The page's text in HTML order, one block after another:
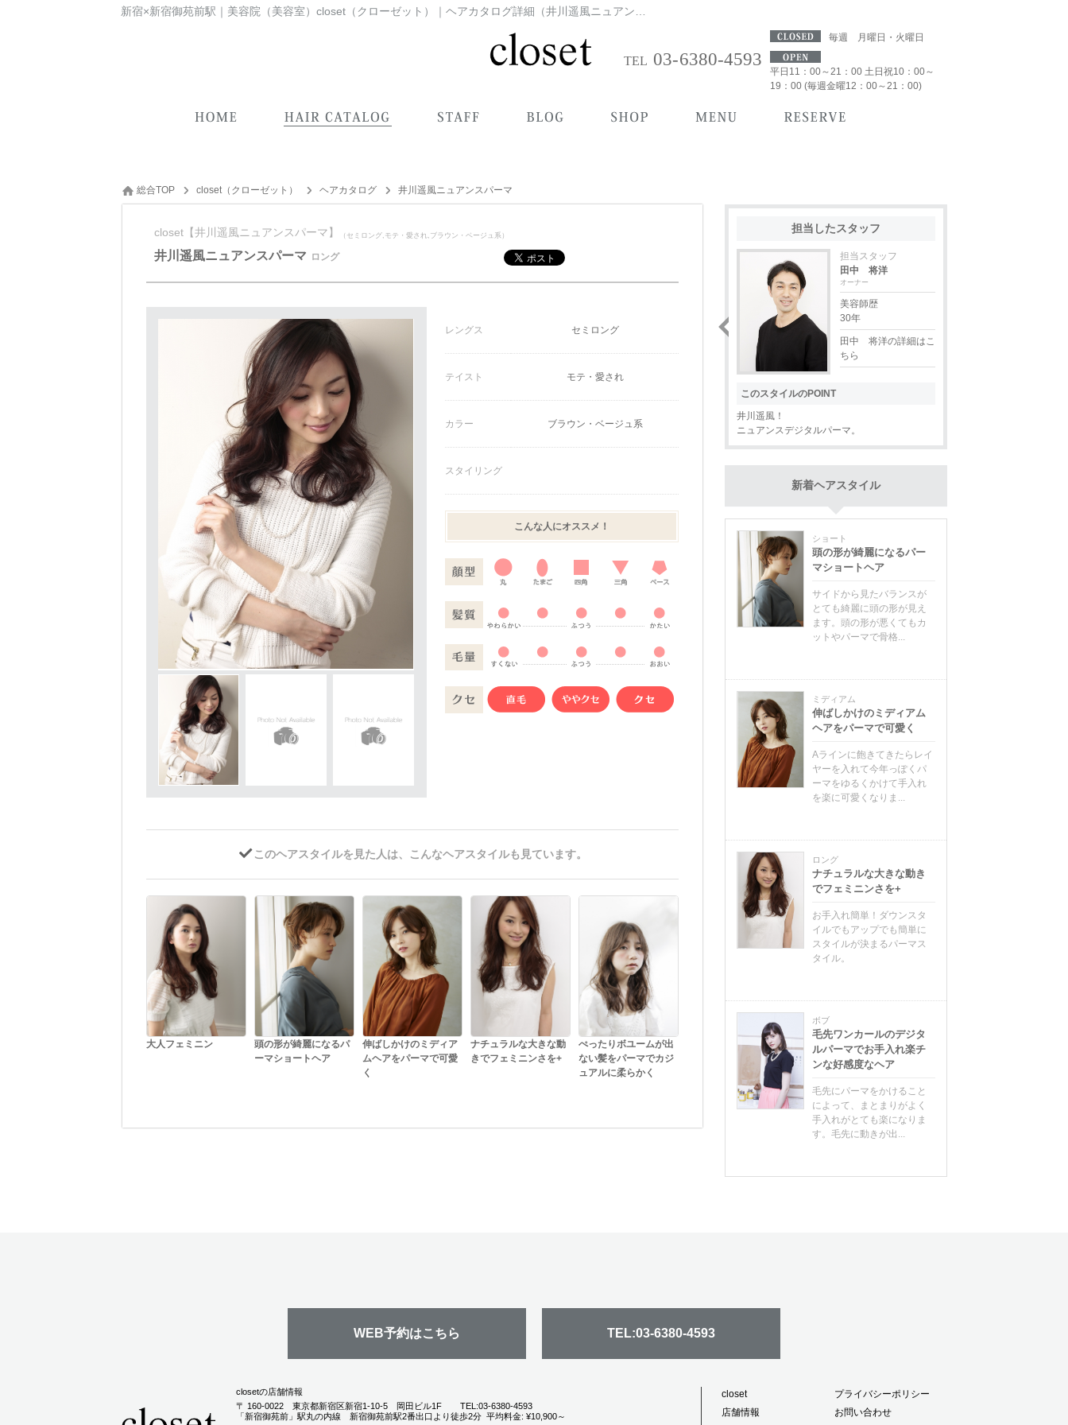
毎週 月曜日・火曜日
平日11：00～21：00 土日祝10：00～
19：00 (毎週金曜12：00～21：00)
03-6380-4593
総合TOP closet（クローゼット） ヘアカタログ 井川遥風ニュアンスパーマ
closet【井川遥風ニュアンスパーマ】 （セミロング,モテ・愛され,ブラウン・ベージュ系）
井川遥風ニュアンスパーマ ロング
レングス セミロング
テイスト モテ・愛され
カラー ブラウン・ベージュ系
スタイリング
こんな人にオススメ！
このヘアスタイルを見た人は、こんなヘアスタイルも見ています。
大人フェミニン
頭の形が綺麗になるパ
ーマショートヘア
伸ばしかけのミディア
ムヘアをパーマで可愛
く
ナチュラルな大きな動
きでフェミニンさを+
ぺったりボユームが出
ない髪をパーマでカジ
ュアルに柔らかく
担当したスタッフ
担当スタッフ
田中 将洋
オーナー
美容師歴
30年
田中 将洋の詳細はこ
ちら
このスタイルのPOINT
井川遥風！
ニュアンスデジタルパーマ。
新着ヘアスタイル
ショート
頭の形が綺麗になるパー
マショートヘア
サイドから見たバランスが
とても綺麗に頭の形が見え
ます。頭の形が悪くてもカ
ットやパーマで骨格...
ミディアム
伸ばしかけのミディアム
ヘアをパーマで可愛く
Aラインに飽きてきたらレイ
ヤーを入れて今年っぽくパ
ーマをゆるくかけて手入れ
を楽に可愛くなりま...
ロング
ナチュラルな大きな動き
でフェミニンさを+
お手入れ簡単！ダウンスタ
イルでもアップでも簡単に
スタイルが決まるパーマス
タイル。
ボブ
毛先ワンカールのデジタ
ルパーマでお手入れ楽チ
ンな好感度なヘア
毛先にパーマをかけること
によって、まとまりがよく
手入れがとても楽になりま
す。毛先に動きが出...
WEB予約はこちら TEL:03-6380-4593
closetの店舗情報
〒 160-0022 東京都新宿区新宿1-10-5 岡田ビル1F
TEL:03-6380-4593
「新宿御苑前」駅丸の内線 新宿御苑前駅2番出口より徒歩2分 平均料金: ¥10,900～
closet
店舗情報
プライバシーポリシー
お問い合わせ